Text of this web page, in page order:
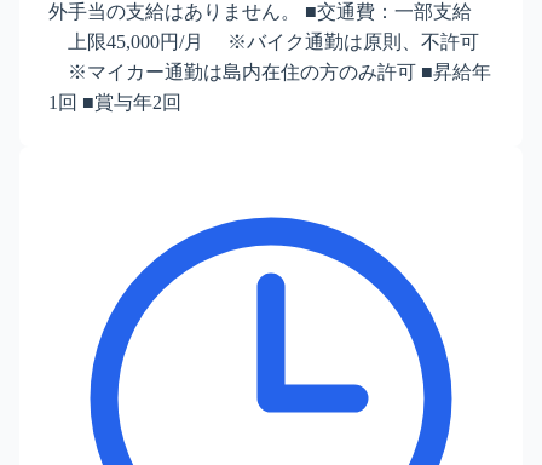
外手当の支給はありません。 ■交通費：一部支給
上限45,000円/月 ※バイク通勤は原則、不許可
※マイカー通勤は島内在住の方のみ許可 ■昇給年
1回 ■賞与年2回